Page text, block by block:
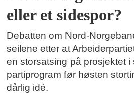
eller et sidespor?
Debatten om Nord-
seilene etter at
en storsatsing på prosjektet i
partiprogram før høsten
dårlig idé.